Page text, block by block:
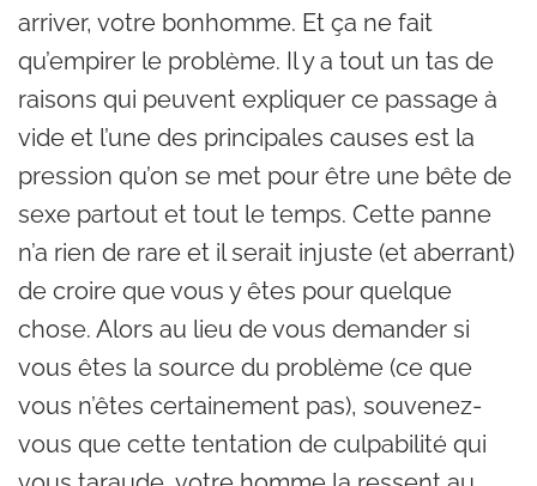
arriver, votre bonhomme. Et ça ne fait
qu’empirer le problème. Il y a tout un tas de
raisons qui peuvent expliquer ce passage à
vide et l’une des principales causes est la
pression qu’on se met pour être une bête de
sexe partout et tout le temps. Cette panne
n’a rien de rare et il serait injuste (et aberrant)
de croire que vous y êtes pour quelque
chose. Alors au lieu de vous demander si
vous êtes la source du problème (ce que
vous n’êtes certainement pas), souvenez-
vous que cette tentation de culpabilité qui